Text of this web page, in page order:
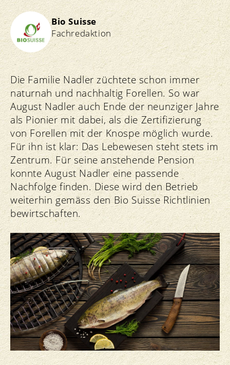
Bio Suisse
Fachredaktion
Die Familie Nadler züchtete schon immer
naturnah und nachhaltig Forellen. So war
August Nadler auch Ende der neunziger Jahre
als Pionier mit dabei, als die Zertifizierung
von Forellen mit der Knospe möglich wurde.
Für ihn ist klar: Das Lebewesen steht stets im
Zentrum. Für seine anstehende Pension
konnte August Nadler eine passende
Nachfolge finden. Diese wird den Betrieb
weiterhin gemäss den Bio Suisse Richtlinien
bewirtschaften.